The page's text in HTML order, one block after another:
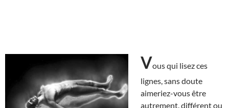
Vous qui lisez ces
lignes, sans doute
aimeriez-vous être
autrement, différent ou